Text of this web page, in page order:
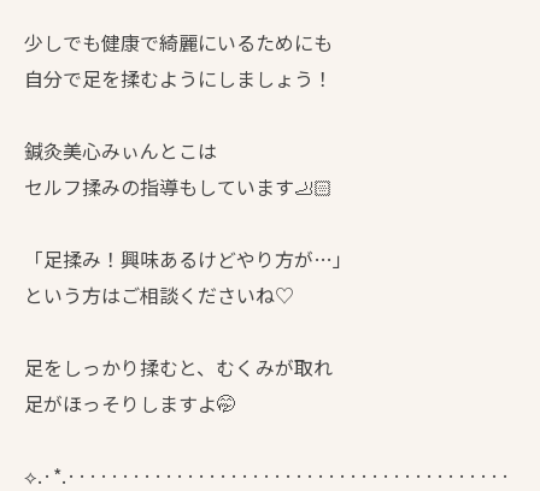
少しでも健康で綺麗にいるためにも
自分で足を揉むようにしましょう！
鍼灸美心みぃんとこは
セルフ揉みの指導もしています🦶🏻
「足揉み！興味あるけどやり方が…」
という方はご相談くださいね♡
足をしっかり揉むと、むくみが取れ
足がほっそりしますよ🤭
⟡.·*.·········································